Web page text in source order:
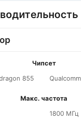
Чипсет
855
Макс. частота
1800 МГц